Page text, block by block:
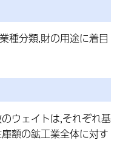
種分類,財の用途に着目
ウェイトは,それぞれ基
額の鉱工業全体に対す